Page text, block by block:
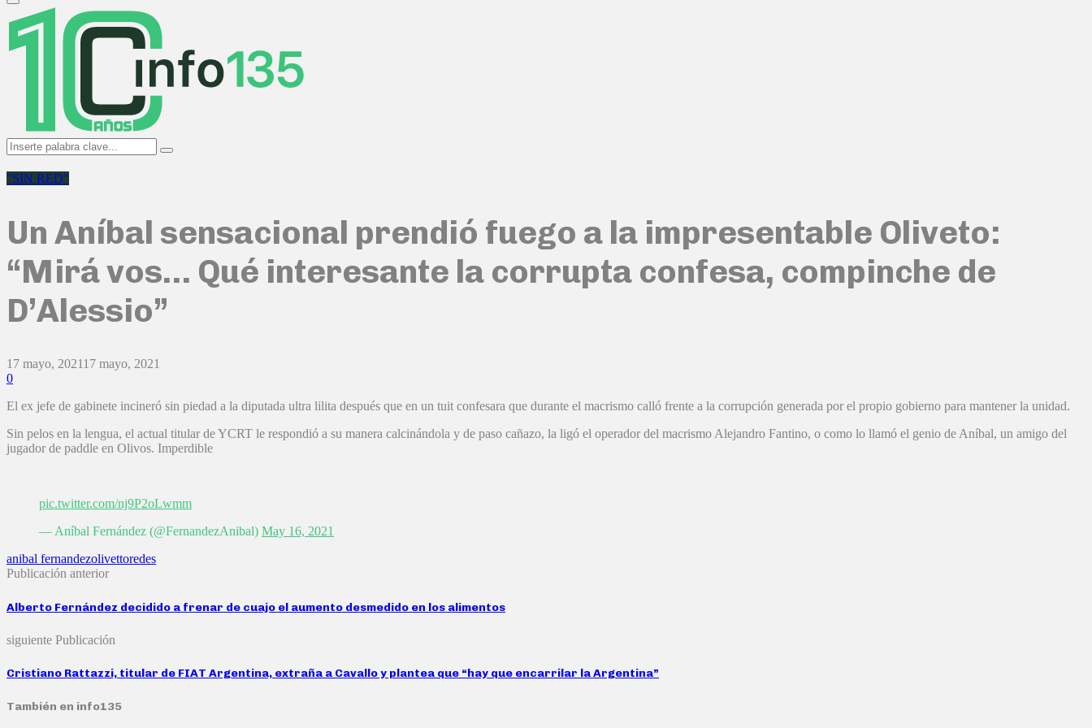
Primary
Menu
Search
for:
Search
"SIN RED"
Un Aníbal sensacional prendió fuego a la impresentable Oliveto:
“Mirá vos… Qué interesante la corrupta confesa, compinche de
D’Alessio”
17 mayo, 202117 mayo, 2021
0
El ex jefe de gabinete incineró sin piedad a la diputada ultra lilita después que en un tuit confesara que durante el macrismo calló frente a la corrupción generada por el propio gobierno para mantener la unidad.
Sin pelos en la lengua, el actual titular de YCRT le respondió a su manera calcinándola y de paso cañazo, la ligó el operador del macrismo Alejandro Fantino, o como lo llamó el genio de Aníbal, un amigo del
jugador de paddle en Olivos. Imperdible
pic.twitter.com/nj9P2oLwmm
— Aníbal Fernández (@FernandezAnibal) May 16, 2021
anibal fernandezolivettoredes
Publicación anterior
Alberto Fernández decidido a frenar de cuajo el aumento desmedido en los alimentos
siguiente Publicación
Cristiano Rattazzi, titular de FIAT Argentina, extraña a Cavallo y plantea que “hay que encarrilar la Argentina”
También en info135